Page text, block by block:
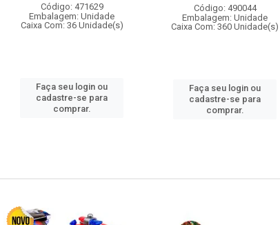
Código: 471629
Embalagem: Unidade
Caixa Com: 36 Unidade(s)
Faça seu login ou
cadastre-se para
comprar.
Código: 490044
Embalagem: Unidade
Caixa Com: 360 Unidade(s)
Faça seu login ou
cadastre-se para
comprar.